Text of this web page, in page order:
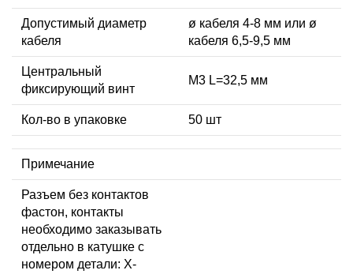
Допустимый диаметр
кабеля
ø кабеля 4-8 мм или ø
кабеля 6,5-9,5 мм
Центральный
фиксирующий винт
М3 L=32,5 мм
Кол-во в упаковке 50 шт
Примечание
Разъем без контактов
фастон, контакты
необходимо заказывать
отдельно в катушке с
номером детали: X-